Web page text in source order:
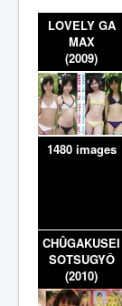
LOVELY GA
MAX
(2009)
1480 images
CHÛGAKUSEI
SOTSUGYÔ
(2010)